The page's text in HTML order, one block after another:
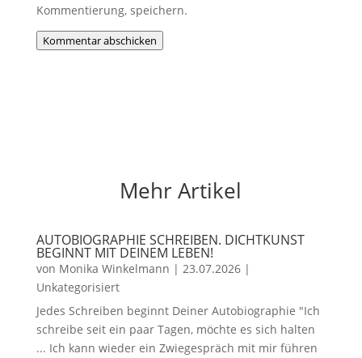
Kommentierung, speichern.
Kommentar abschicken
Mehr Artikel
AUTOBIOGRAPHIE SCHREIBEN. DICHTKUNST
BEGINNT MIT DEINEM LEBEN!
von Monika Winkelmann | 23.07.2026|
Unkategorisiert
Jedes Schreiben beginnt Deiner Autobiographie "Ich
schreibe seit ein paar Tagen, möchte es sich halten
... Ich kann wieder ein Zwiegespräch mit mir führen